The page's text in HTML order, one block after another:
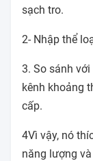
sạch tro.
2- Nhập thể
3. So sánh
kênh khoảng
cấp.
4Vì vậy, nó
năng lượng